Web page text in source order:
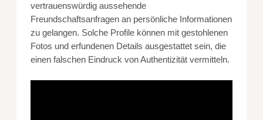
vertrauenswürdig aussehende
Freundschaftsanfragen an persönliche Informationen
zu gelangen. Solche Profile können mit gestohlenen
Fotos und erfundenen Details ausgestattet sein, die
einen falschen Eindruck von Authentizität vermitteln.